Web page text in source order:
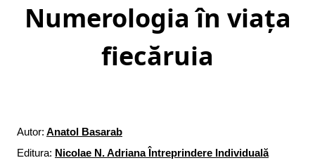
Numerologia în viața
fiecăruia
Autor: Anatol Basarab
Editura: Nicolae N. Adriana Întreprindere Individuală